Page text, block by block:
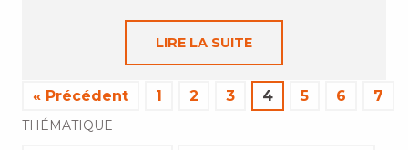
LIRE LA SUITE
« Précédent 1 2 3 4 5 6 7
THÉMATIQUE